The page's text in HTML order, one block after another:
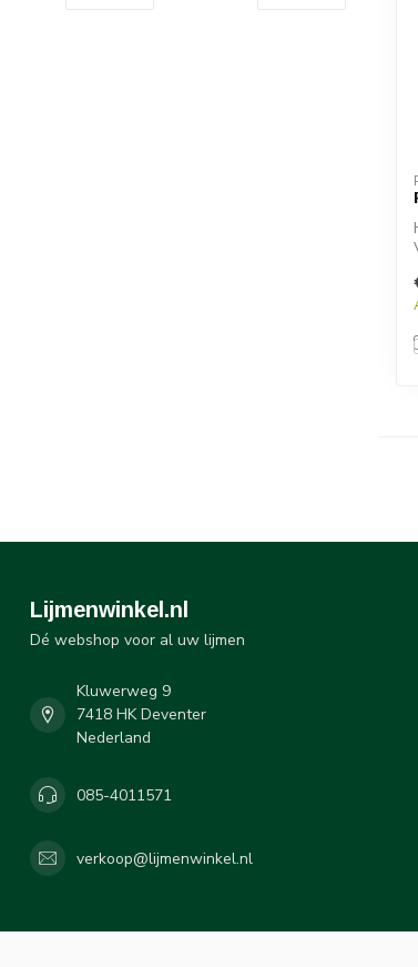
Lijmenwinkel.nl
Dé webshop voor al uw lijmen
Kluwerweg 9
7418 HK Deventer
Nederland
085-4011571
verkoop@lijmenwinkel.nl